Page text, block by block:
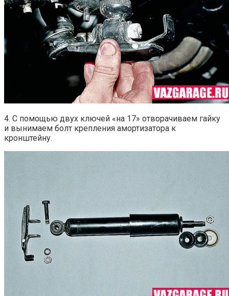
4. С помощью двух ключей «на 17» отворачиваем гайку
и вынимаем болт крепления амортизатора к
кронштейну.